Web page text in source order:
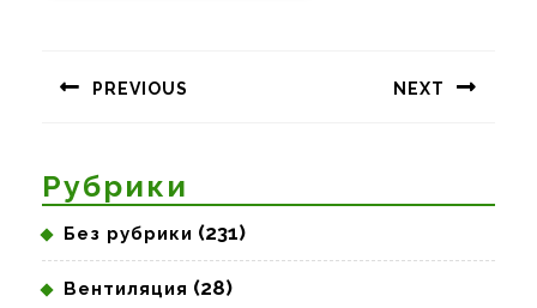
записям
PREVIOUS NEXT
Рубрики
Без рубрики (231)
Вентиляция (28)